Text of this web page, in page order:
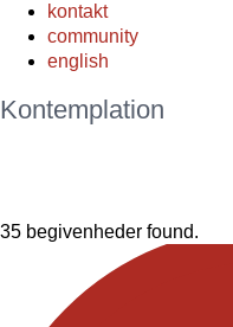
kontakt
community
english
Kontemplation
35 begivenheder found.